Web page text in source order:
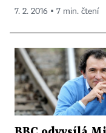
7. 2. 2016 ▪ 7 min. čtení